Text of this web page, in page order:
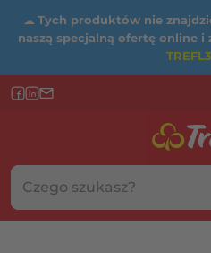
☁ Tych produktów nie
naszą specjalną ofertę online i
Szukaj w sklepie...
Wybierz kategorię